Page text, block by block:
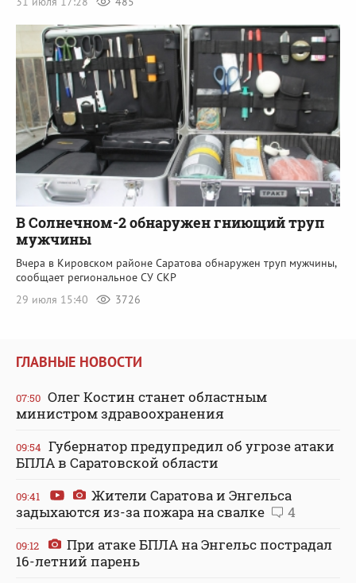
В Солнечном-2 обнаружен гниющий труп
мужчины
Вчера в Кировском районе Саратова обнаружен труп мужчины,
сообщает региональное СУ СКР
29 июля 15:40
3726
ГЛАВНЫЕ НОВОСТИ
07:50 Олег Костин станет областным
министром здравоохранения
09:54 Губернатор предупредил об угрозе атаки
БПЛА в Саратовской области
09:41
Жители Саратова и Энгельса
задыхаются из-за пожара на свалке
4
09:12
При атаке БПЛА на Энгельс пострадал
16-летний парень